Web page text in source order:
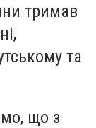
тримав
та
що з